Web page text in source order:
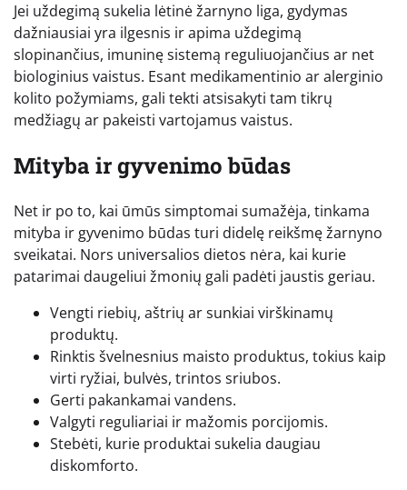
Jei uždegimą sukelia lėtinė žarnyno liga, gydymas
dažniausiai yra ilgesnis ir apima uždegimą
slopinančius, imuninę sistemą reguliuojančius ar net
biologinius vaistus. Esant medikamentinio ar alerginio
kolito požymiams, gali tekti atsisakyti tam tikrų
medžiagų ar pakeisti vartojamus vaistus.
Mityba ir gyvenimo būdas
Net ir po to, kai ūmūs simptomai sumažėja, tinkama
mityba ir gyvenimo būdas turi didelę reikšmę žarnyno
sveikatai. Nors universalios dietos nėra, kai kurie
patarimai daugeliui žmonių gali padėti jaustis geriau.
Vengti riebių, aštrių ar sunkiai virškinamų
produktų.
Rinktis švelnesnius maisto produktus, tokius kaip
virti ryžiai, bulvės, trintos sriubos.
Gerti pakankamai vandens.
Valgyti reguliariai ir mažomis porcijomis.
Stebėti, kurie produktai sukelia daugiau
diskomforto.